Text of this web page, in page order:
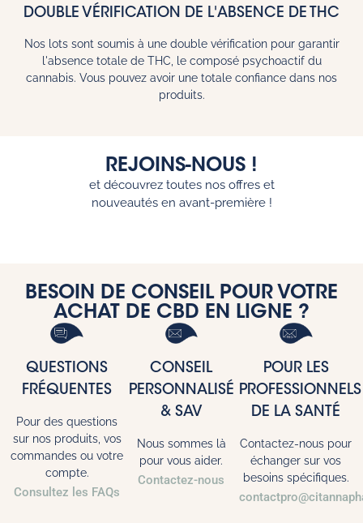
DOUBLE VÉRIFICATION DE L'ABSENCE DE THC
Nos lots sont soumis à une double vérification pour garantir
l'absence totale de THC, le composé psychoactif du
cannabis. Vous pouvez avoir une totale confiance dans nos
produits.
REJOINS-NOUS !
et découvrez toutes nos offres et
nouveautés en avant-première !
BESOIN DE CONSEIL POUR VOTRE
ACHAT DE CBD EN LIGNE ?
QUESTIONS
FRÉQUENTES
Pour des questions
sur nos produits, vos
commandes ou votre
compte.
Consultez les FAQs
CONSEIL
PERSONNALISÉ
& SAV
Nous sommes là
pour vous aider.
Contactez-nous
POUR LES
PROFESSIONNELS
DE LA SANTÉ
Contactez-nous pour
échanger sur vos
besoins spécifiques.